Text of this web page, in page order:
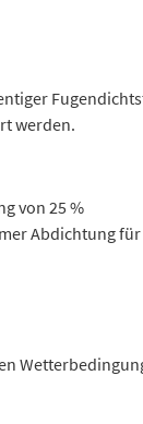
werden.
von 25 %
Abdichtung